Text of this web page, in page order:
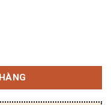
SOP-14 số